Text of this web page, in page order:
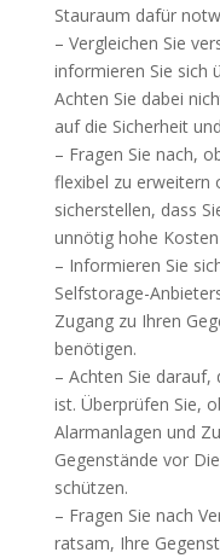
Stauraum dafür
– Vergleichen Sie
informieren Sie sich
Achten Sie dabei
auf die Sicherheit
– Fragen Sie nach,
flexibel zu erweitern
sicherstellen, dass
unnötig hohe
– Informieren Sie
Selfstorage-
Zugang zu Ihren
benötigen.
– Achten Sie
ist. Überprüfen Sie,
Alarmanlagen und
Gegenstände vor
schützen.
– Fragen Sie nach
ratsam, Ihre